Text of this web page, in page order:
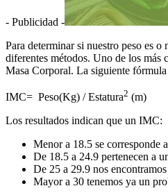
- Publicidad -
Para determinar si nuestro peso es o
diferentes métodos. Uno de los más
Masa Corporal. La siguiente
IMC= Peso(Kg) / Estatura2 (m)
Los resultados indican que un IMC:
Menor a 18.5 se corresponde
De 18.5 a 24.9 pertenecen a
De 25 a 29.9 nos
Mayor a 30 tenemos ya un